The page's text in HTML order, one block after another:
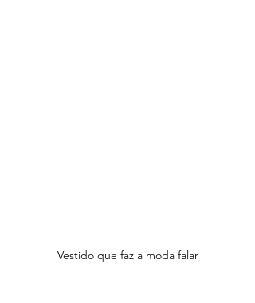
Vestido que faz a moda falar